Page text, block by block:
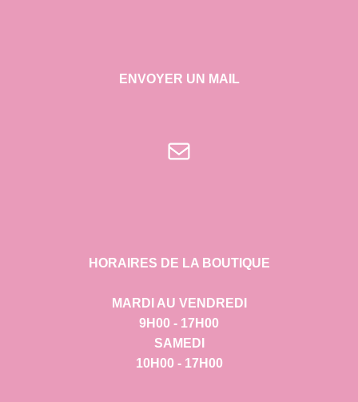
ENVOYER UN MAIL
E-mail
HORAIRES DE LA BOUTIQUE
MARDI AU VENDREDI
9H00 - 17H00
SAMEDI
10H00 - 17H00